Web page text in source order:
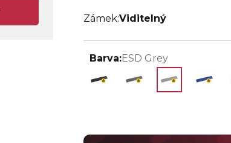
Zámek:Viditelný
Barva:ESD Grey